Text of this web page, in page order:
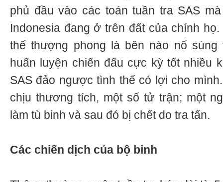
phủ đầu vào các toán tuần tra SAS
Indonesia đang ở trên đất của chính
thế thượng phong là bên nào nổ
huấn luyện chiến đấu cực kỳ tốt nhiều
SAS đảo ngược tình thế có lợi cho
chịu thương tích, một số tử trận; một
làm tù binh và sau đó bị chết do tra tấn.
Các chiến dịch của bộ binh